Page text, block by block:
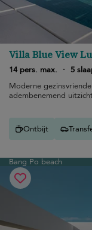
Villa Blue View
14 pers. max.
· 5
Moderne
adembenemend
Ontbijt
Bang Po beach